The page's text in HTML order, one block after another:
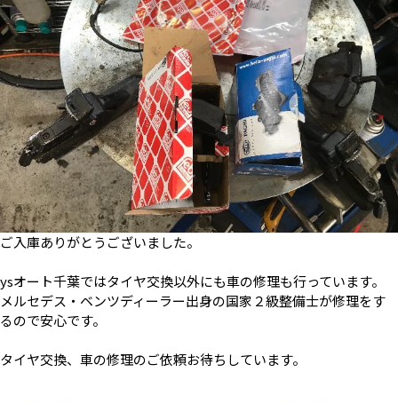
ご入庫ありがとうございました。
ysオート千葉ではタイヤ交換以外にも車の修理も行っています。
メルセデス・ベンツディーラー出身の国家２級整備士が修理をす
るので安心です。
タイヤ交換、車の修理のご依頼お待ちしています。